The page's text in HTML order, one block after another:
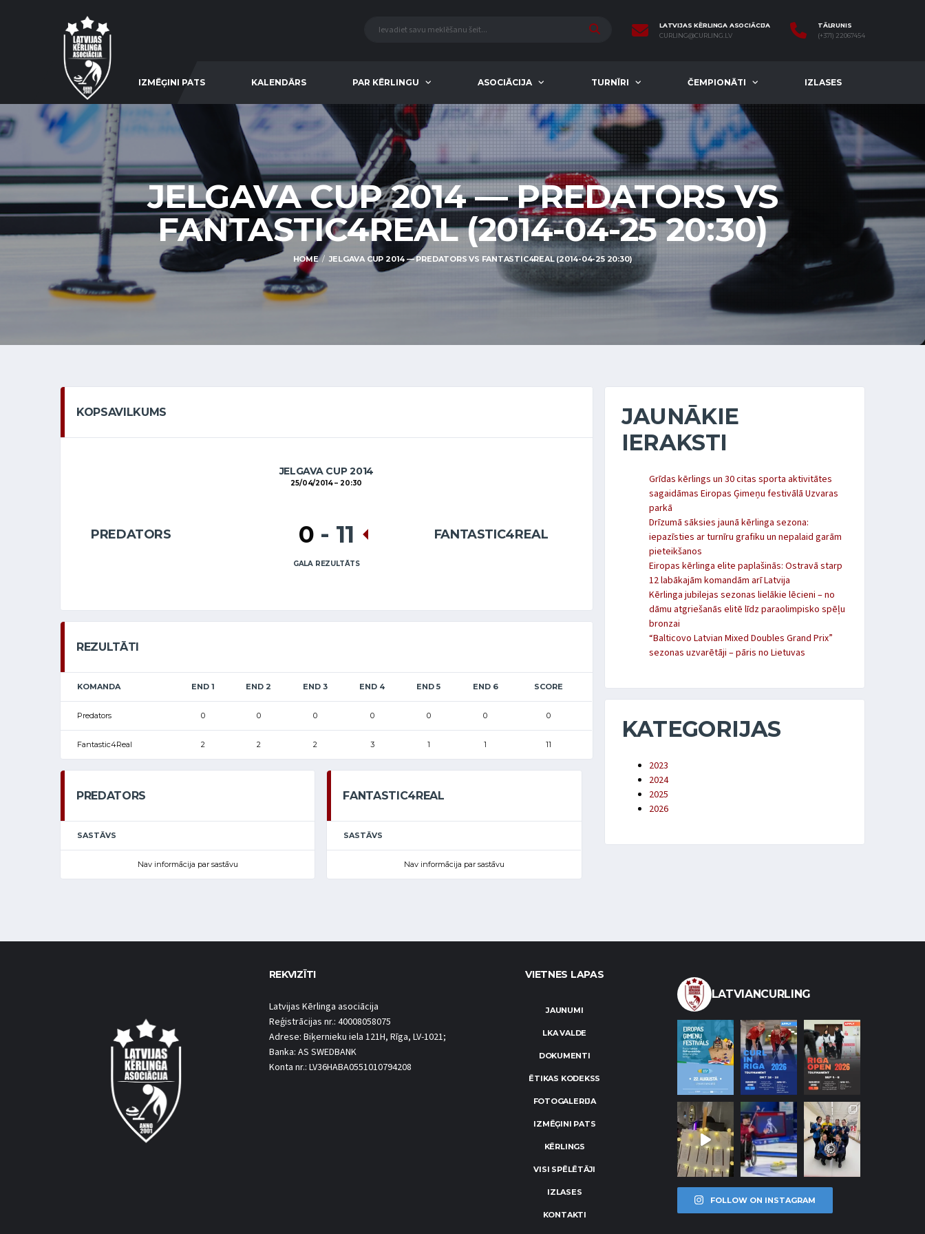
LATVIJAS KĒRLINGA ASOCIĀCIJA
CURLING@CURLING.LV
TĀLRUNIS
(+371) 22067454
IZMĒĢINI PATS KALENDĀRS PAR KĒRLINGU ASOCIĀCIJA TURNĪRI ČEMPIONĀTI IZLASES
JELGAVA CUP 2014 — PREDATORS VS
FANTASTIC4REAL (2014-04-25 20:30)
HOME JELGAVA CUP 2014 — PREDATORS VS FANTASTIC4REAL (2014-04-25 20:30)
KOPSAVILKUMS
JELGAVA CUP 2014
25/04/2014 20:30
PREDATORS FANTASTIC4REAL
0 - 11
GALA REZULTĀTS
REZULTĀTI
KOMANDA END 1 END 2 END 3 END 4 END 5 END 6 SCORE
Predators 0 0 0 0 0 0 0
Fantastic4Real 2 2 2 3 1 1 11
PREDATORS
SASTĀVS
Nav informācija par sastāvu
FANTASTIC4REAL
SASTĀVS
Nav informācija par sastāvu
JAUNĀKIE
IERAKSTI
Grīdas kērlings un 30 citas sporta aktivitātes
sagaidāmas Eiropas Ģimeņu festivālā Uzvaras
parkā
Drīzumā sāksies jaunā kērlinga sezona:
iepazīsties ar turnīru grafiku un nepalaid garām
pieteikšanos
Eiropas kērlinga elite paplašinās: Ostravā starp
12 labākajām komandām arī Latvija
Kērlinga jubilejas sezonas lielākie lēcieni – no
dāmu atgriešanās elitē līdz paraolimpisko spēļu
bronzai
“Balticovo Latvian Mixed Doubles Grand Prix”
sezonas uzvarētāji – pāris no Lietuvas
KATEGORIJAS
2023
2024
2025
2026
REKVIZĪTI
Latvijas Kērlinga asociācija
Reģistrācijas nr.: 40008058075
Adrese: Biķernieku iela 121H, Rīga, LV-1021;
Banka: AS SWEDBANK
Konta nr.: LV36HABA0551010794208
VIETNES LAPAS
JAUNUMI
LKA VALDE
DOKUMENTI
ĒTIKAS KODEKSS
FOTOGALERIJA
IZMĒĢINI PATS
KĒRLINGS
VISI SPĒLĒTĀJI
IZLASES
KONTAKTI
LATVIANCURLING
FOLLOW ON INSTAGRAM